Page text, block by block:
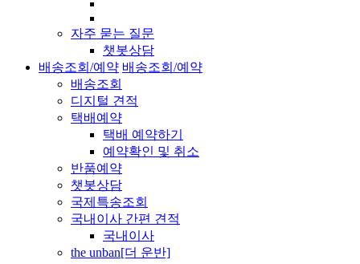
자주 묻는 질문
챗봇상담
배송조회/예약 배송조회/예약
배송조회
디지털 견적
택배예약
택배 예약하기
예약확인 및 취소
반품예약
챗봇상담
국제특송조회
국내이사 간편 견적
국내이사
the unban[더 운반]